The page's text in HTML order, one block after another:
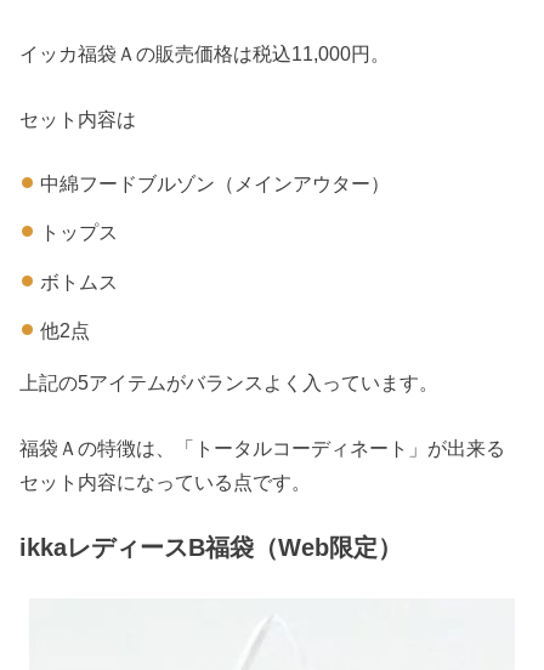
イッカ福袋Ａの販売価格は税込11,000円。
セット内容は
中綿フードブルゾン（メインアウター）
トップス
ボトムス
他2点
上記の5アイテムがバランスよく入っています。
福袋Ａの特徴は、「トータルコーディネート」が出来る
セット内容になっている点です。
ikkaレディースB福袋（Web限定）